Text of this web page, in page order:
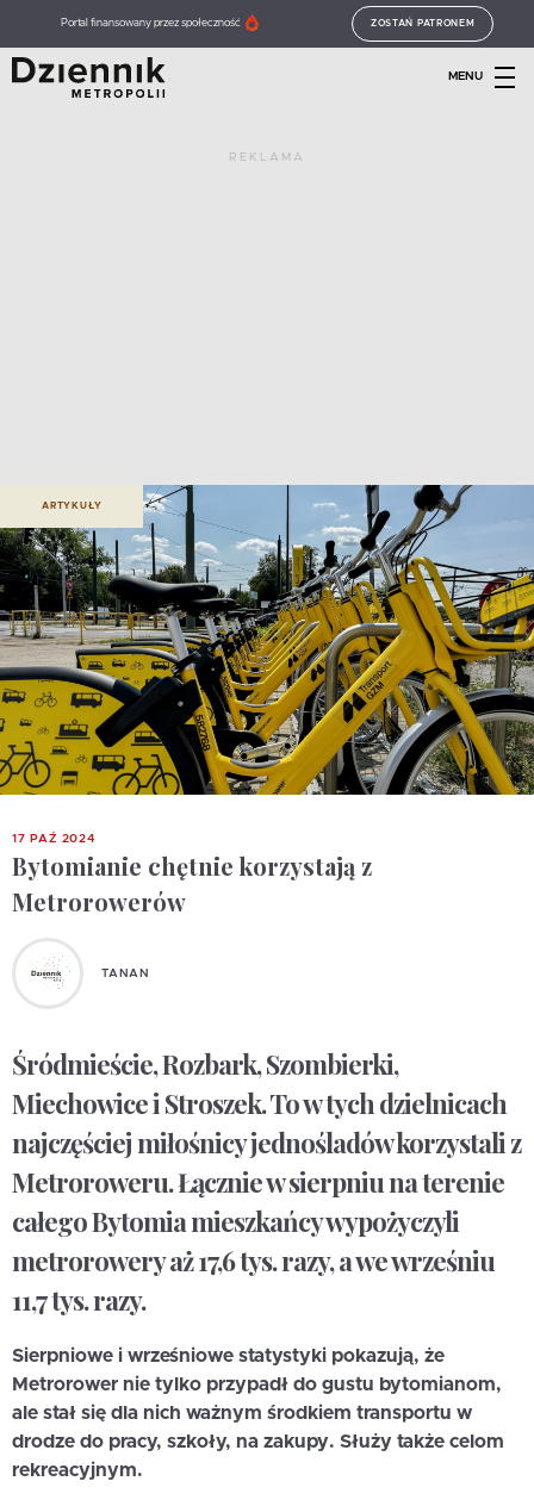
Portal finansowany przez społeczność ZOSTAŃ PATRONEM
MENU
REKLAMA
ARTYKUŁY
17 PAŹ 2024
Bytomianie chętnie korzystają z
Metrorowerów
TANAN
Śródmieście, Rozbark, Szombierki,
Miechowice i Stroszek. To w tych dzielnicach
najczęściej miłośnicy jednośladów korzystali z
Metroroweru. Łącznie w sierpniu na terenie
całego Bytomia mieszkańcy wypożyczyli
metrorowery aż 17,6 tys. razy, a we wrześniu
11,7 tys. razy.
Sierpniowe i wrześniowe statystyki pokazują, że
Metrorower nie tylko przypadł do gustu bytomianom,
ale stał się dla nich ważnym środkiem transportu w
drodze do pracy, szkoły, na zakupy. Służy także celom
rekreacyjnym.